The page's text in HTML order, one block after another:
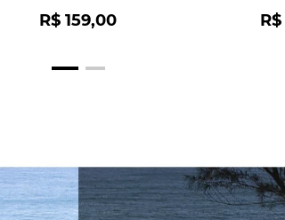
R$ 159,00 R$